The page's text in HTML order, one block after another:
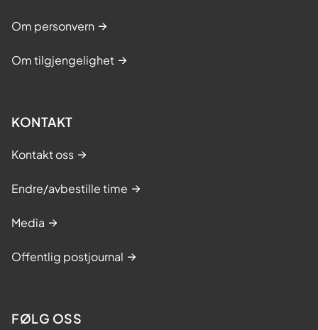
Om personvern
Om tilgjengelighet
KONTAKT
Kontakt oss
Endre/avbestille time
Media
Offentlig postjournal
FØLG OSS